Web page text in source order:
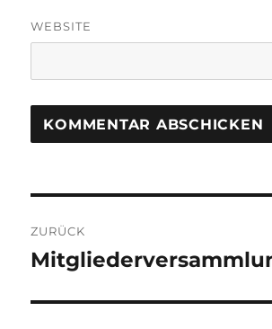
WEBSITE
ZURÜCK
Vorheriger